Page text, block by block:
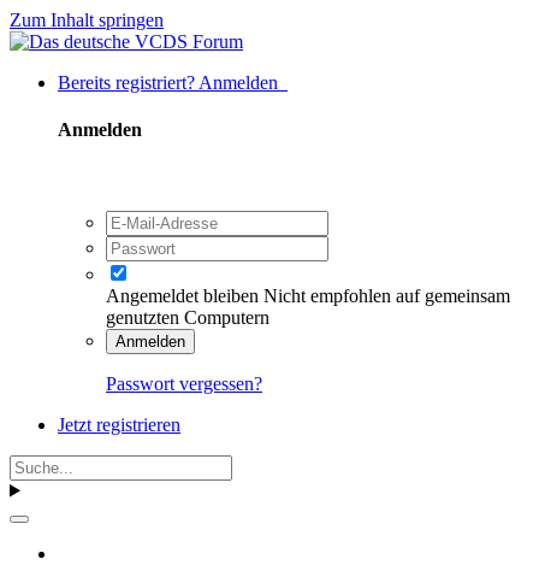
Zum Inhalt springen
Bereits registriert? Anmelden
Anmelden
Angemeldet bleiben Nicht empfohlen auf gemeinsam
genutzten Computern
Anmelden
Passwort vergessen?
Jetzt registrieren